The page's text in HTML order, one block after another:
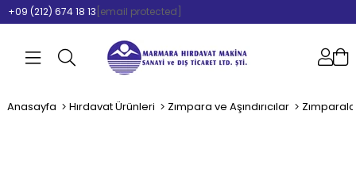
+09 (212) 674 18 13 [email protected]
Anasayfa Hırdavat Ürünleri Zımpara ve Aşındırıcılar